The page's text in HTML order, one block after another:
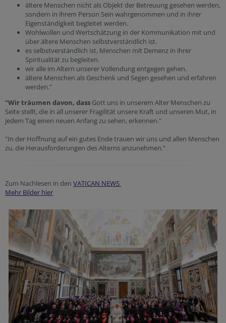
ältere Menschen nicht als Objekt der Betreuung gesehen werden,
sondern in ihrem Person Sein wahrgenommen und in ihrer
Eigenständigkeit begleitet werden.
Wohlwollen und Wertschätzung in der Kommunikation mit und
über ältere Menschen selbstverständlich ist.
es selbstverständlich ist, Menschen mit Demenz in ihrer
Spiritualität zu begleiten.
wir alle im Altern unserer Vollendung entgegen gehen.
ältere Menschen als Geschenk und Segen gesehen und erfahren
werden."
"Wir träumen davon, dass Gott uns in unserem Alter Menschen zu
Seite stellt, die in all unserer Fragilität unsere Kraft und unseren Mut, in
jedem Tag einen neuen Anfang zu sehen, erkennen."
"In der Hoffnung auf ein gutes Ende trauen wir uns und allen Menschen
zu, die Herausforderungen des Alterns anzunehmen."
Zum Nachlesen in den VATICAN NEWS
Mehr Bilder hier